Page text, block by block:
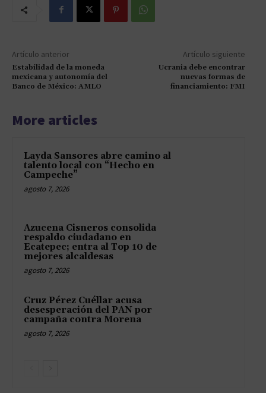
Artículo anterior
Estabilidad de la moneda
mexicana y autonomía del
Banco de México: AMLO
Artículo siguiente
Ucrania debe encontrar
nuevas formas de
financiamiento: FMI
More articles
Layda Sansores abre camino al
talento local con “Hecho en
Campeche”
agosto 7, 2026
Azucena Cisneros consolida
respaldo ciudadano en
Ecatepec; entra al Top 10 de
mejores alcaldesas
agosto 7, 2026
Cruz Pérez Cuéllar acusa
desesperación del PAN por
campaña contra Morena
agosto 7, 2026